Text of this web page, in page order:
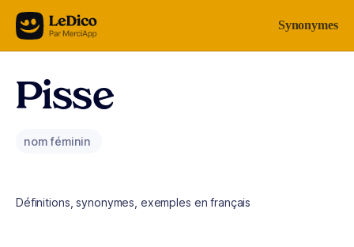
Aller au contenu Synonymes
Pisse
nom féminin
Définitions, synonymes, exemples en français